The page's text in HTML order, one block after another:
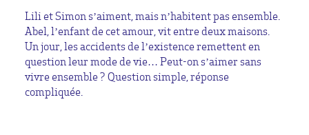
Lili et Simon s’aiment, mais n’habitent pas ensemble.
Abel, l’enfant de cet amour, vit entre deux maisons.
Un jour, les accidents de l’existence remettent en
question leur mode de vie… Peut-on s’aimer sans
vivre ensemble ? Question simple, réponse
compliquée.